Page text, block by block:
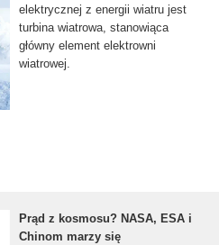
elektrycznej z energii wiatru jest
turbina wiatrowa, stanowiąca
główny element elektrowni
wiatrowej.
Prąd z kosmosu? NASA, ESA i
Chinom marzy się